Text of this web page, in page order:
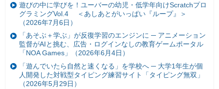
遊びの中に学びを！ユーバーの幼児・低学年向けScratchプロ
グラミングVol.4 ＜あしあとがいっぱい『ループ』＞
（2026年7月6日）
「あそぶ＋学ぶ」が反復学習のエンジンに ─ アニメーション
監督がAIと挑む、広告・ログインなしの教育ゲームポータル
「NOA Games」（2026年6月4日）
「遊んでいたら自然と速くなる」を学校へ ─ 大学1年生が個
人開発した対戦型タイピング練習サイト「タイピング無双」
（2026年5月29日）